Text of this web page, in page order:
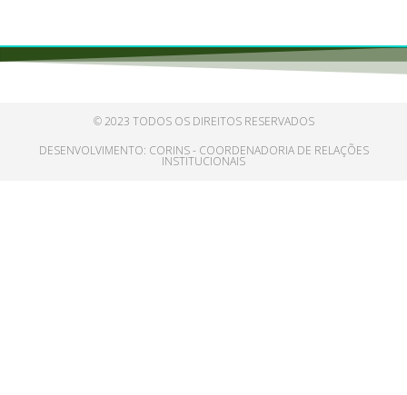
© 2023 TODOS OS DIREITOS RESERVADOS
DESENVOLVIMENTO: CORINS - COORDENADORIA DE RELAÇÕES
INSTITUCIONAIS